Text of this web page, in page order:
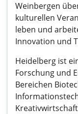
Weinbergen
kulturellen
leben und
Innovation und
Heidelberg ist
Forschung und
Bereichen